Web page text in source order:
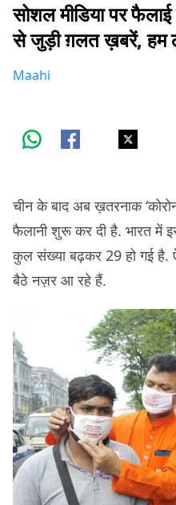
सोशल मीडिया पर फैलाई
से जुड़ी ग़लत ख़बरें, हम
Maahi
चीन के बाद अब ख़तरनाक
फैलानी शुरू कर दी है. भारत में
कुल संख्या बढ़कर 29 हो गई है.
बैठे नज़र आ रहे हैं.